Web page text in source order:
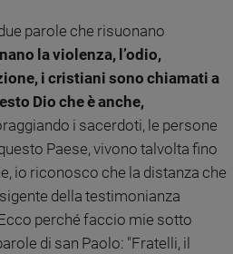
parole che risuonano
la violenza, l’odio,
i cristiani sono chiamati a
Dio che è anche,
i sacerdoti, le persone
Paese, vivono talvolta fino
io riconosco che la distanza che
della testimonianza
perché faccio mie sotto
di san Paolo: "Fratelli, il